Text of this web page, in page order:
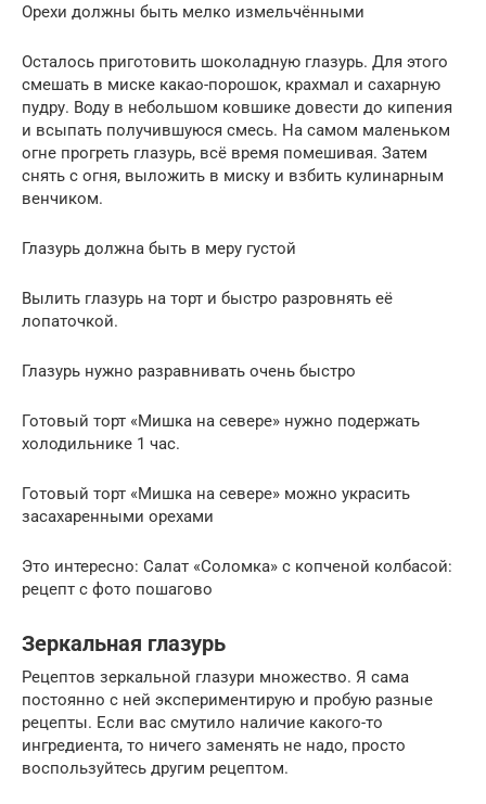
Орехи должны быть мелко измельчёнными
Осталось приготовить шоколадную глазурь. Для этого
смешать в миске какао-порошок, крахмал и сахарную
пудру. Воду в небольшом ковшике довести до кипения
и всыпать получившуюся смесь. На самом маленьком
огне прогреть глазурь, всё время помешивая. Затем
снять с огня, выложить в миску и взбить кулинарным
венчиком.
Глазурь должна быть в меру густой
Вылить глазурь на торт и быстро разровнять её
лопаточкой.
Глазурь нужно разравнивать очень быстро
Готовый торт «Мишка на севере» нужно подержать
холодильнике 1 час.
Готовый торт «Мишка на севере» можно украсить
засахаренными орехами
Это интересно: Салат «Соломка» с копченой колбасой:
рецепт с фото пошагово
Зеркальная глазурь
Рецептов зеркальной глазури множество. Я сама
постоянно с ней экспериментирую и пробую разные
рецепты. Если вас смутило наличие какого-то
ингредиента, то ничего заменять не надо, просто
воспользуйтесь другим рецептом.